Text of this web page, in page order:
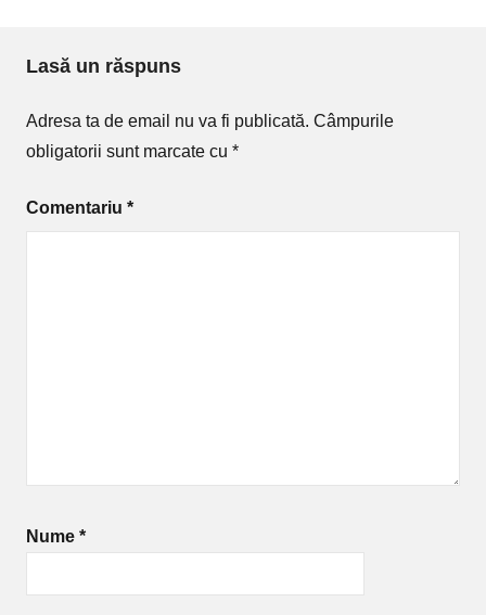
Lasă un răspuns
Adresa ta de email nu va fi publicată. Câmpurile
obligatorii sunt marcate cu *
Comentariu *
Nume *